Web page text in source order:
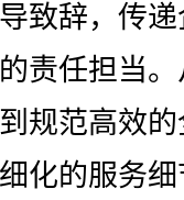
辞，传递
责任担当
规范高效
化的服务